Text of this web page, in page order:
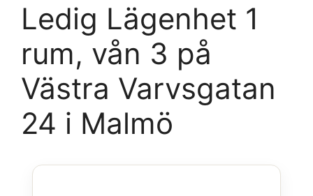
Ledig Lägenhet 1
rum, vån 3 på
Västra Varvsgatan
24 i Malmö